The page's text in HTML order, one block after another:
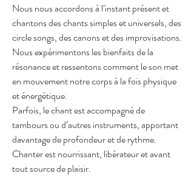
Nous nous accordons à l’instant présent et
chantons des chants simples et universels, des
circle songs, des canons et des improvisations.
Nous expérimentons les bienfaits de la
résonance et ressentons comment le son met
en mouvement notre corps à la fois physique
et énergétique.
Parfois, le chant est accompagné de
tambours ou d’autres instruments, apportant
davantage de profondeur et de rythme.
Chanter est nourrissant, libérateur et avant
tout source de plaisir.